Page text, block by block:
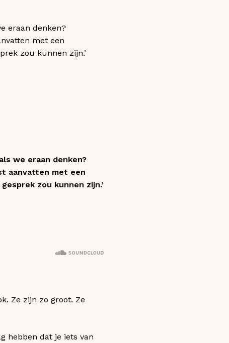
eraan denken?
met een
zou kunnen zijn.’
we eraan denken?
aanvatten met een
zou kunnen zijn.’
Ze zijn zo groot. Ze
hebben dat je iets van